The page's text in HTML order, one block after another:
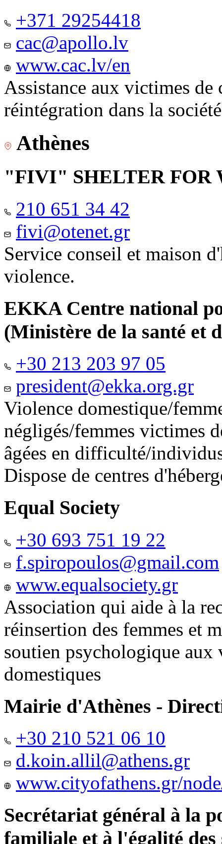
+371 29254418
cac@apollo.lv
www.cac.lv/en
Assistance aux victimes
réintégration dans la
Athènes
"FIVI" SHELTER FOR
210 651 34 42
fivi@otenet.gr
Service conseil et maison
violence.
EKKA Centre national
(Ministère de la santé et
+30 213 203 97 05
president@ekka.org.gr
Violence domestique/
négligés/femmes victimes
âgées en difficulté/
Dispose de centres
Equal Society
+30 693 751 19 22
f.spiropoulos@gmail.com
www.equalsociety.gr
Association qui aide à la
réinsertion des femmes et
soutien psychologique aux
domestiques
Mairie d'Athènes -
+30 210 521 06 10
d.koin.allil@athens.gr
www.cityofathens.gr/
Secrétariat général à la
familiale et à l'égalité des